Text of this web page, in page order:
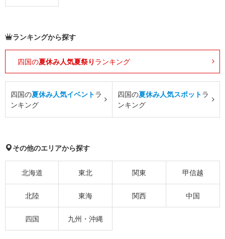
ランキングから探す
四国の夏休み人気夏祭り ランキング
四国の夏休み人気イベントラ
ンキング
四国の夏休み人気スポットラ
ンキング
その他のエリアから探す
北海道 東北 関東 甲信越
北陸 東海 関西 中国
四国 九州・沖縄